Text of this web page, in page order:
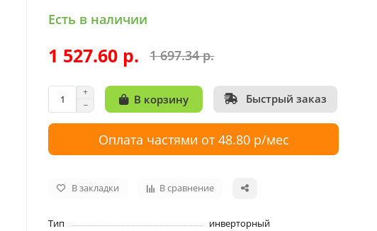
Есть в наличии
1 527.60 р. 1 697.34 р.
В корзину Быстрый заказ
Оплата частями от 48.80 р/мес
В закладки В сравнение
Тип
инверторный